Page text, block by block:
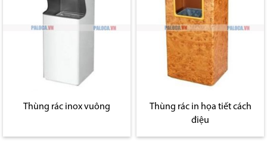
Thùng rác inox vuông
Thùng rác in họa tiết cách
điệu